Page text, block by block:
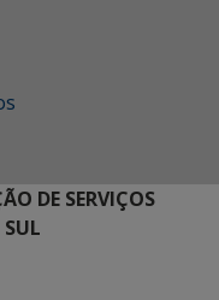
DE SERVIÇOS